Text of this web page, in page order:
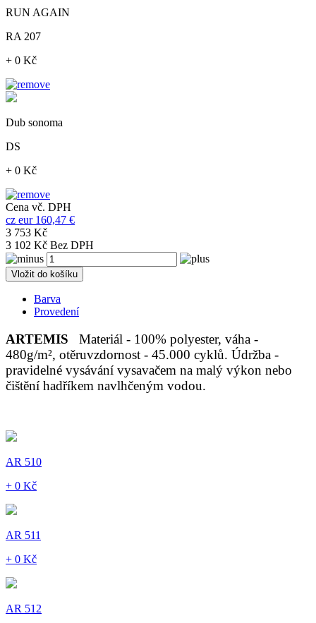
RUN AGAIN
RA 207
+ 0 Kč
Dub sonoma
DS
+ 0 Kč
Cena vč. DPH
cz eur 160,47 €
3 753 Kč
3 102 Kč Bez DPH
Vložit do košíku
Barva
Provedení
ARTEMIS
Materiál - 100% polyester, váha -
480g/m², otěruvzdornost - 45.000 cyklů. Údržba -
pravidelné vysávání vysavačem na malý výkon nebo
čištění hadříkem navlhčeným vodou.
AR 510
+ 0 Kč
AR 511
+ 0 Kč
AR 512